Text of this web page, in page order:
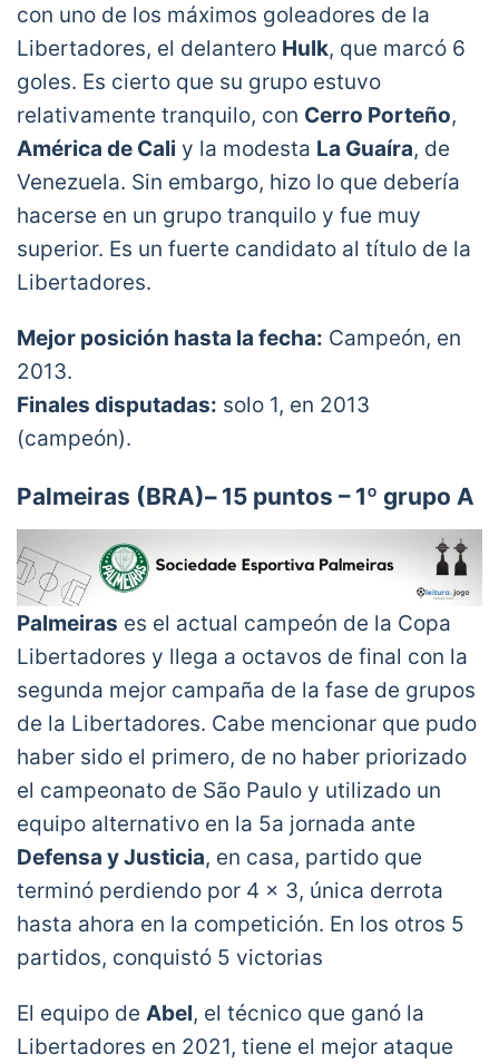
con uno de los máximos goleadores de la
Libertadores, el delantero Hulk, que marcó 6
goles. Es cierto que su grupo estuvo
relativamente tranquilo, con Cerro Porteño,
América de Cali y la modesta La Guaíra, de
Venezuela. Sin embargo, hizo lo que debería
hacerse en un grupo tranquilo y fue muy
superior. Es un fuerte candidato al título de la
Libertadores.
Mejor posición hasta la fecha: Campeón, en
2013.
Finales disputadas: solo 1, en 2013
(campeón).
Palmeiras (BRA)– 15 puntos – 1º grupo A
Palmeiras es el actual campeón de la Copa
Libertadores y llega a octavos de final con la
segunda mejor campaña de la fase de grupos
de la Libertadores. Cabe mencionar que pudo
haber sido el primero, de no haber priorizado
el campeonato de São Paulo y utilizado un
equipo alternativo en la 5a jornada ante
Defensa y Justicia, en casa, partido que
terminó perdiendo por 4 x 3, única derrota
hasta ahora en la competición. En los otros 5
partidos, conquistó 5 victorias
El equipo de Abel, el técnico que ganó la
Libertadores en 2021, tiene el mejor ataque